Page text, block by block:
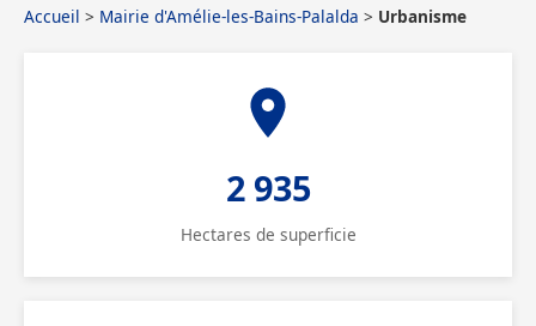
Accueil > Mairie d'Amélie-les-Bains-Palalda > Urbanisme
2 935
Hectares de superficie